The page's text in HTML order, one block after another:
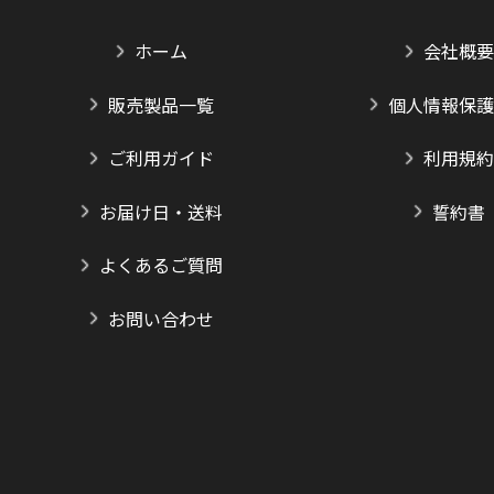
ホーム
販売製品一覧
ご利用ガイド
お届け日・送料
よくあるご質問
お問い合わせ
会社概要
個人情報保
利用規約
誓約書